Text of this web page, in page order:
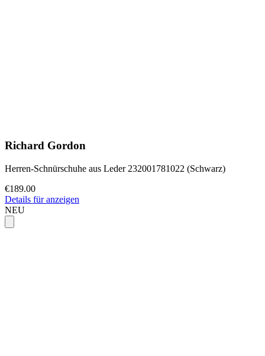
Richard Gordon
Herren-Schnürschuhe aus Leder 232001781022 (Schwarz)
€189.00
Details für anzeigen
NEU